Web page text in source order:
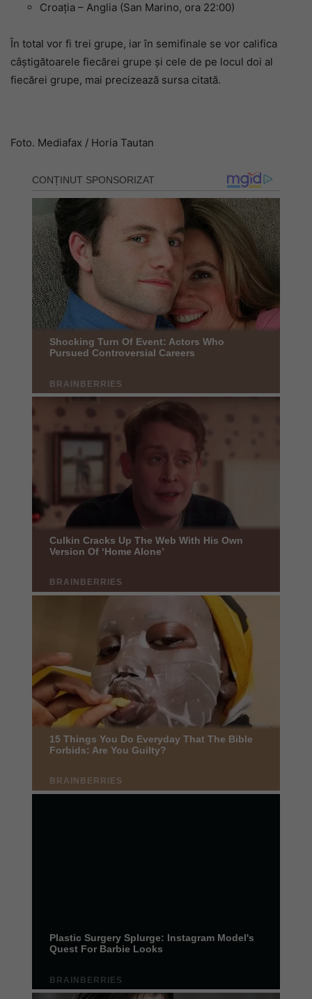
Croaţia – Anglia (San Marino, ora 22:00)
În total vor fi trei grupe, iar în semifinale se vor califica
câștigătoarele fiecărei grupe și cele de pe locul doi al
fiecărei grupe, mai precizează sursa citată.
Foto. Mediafax / Horia Tautan